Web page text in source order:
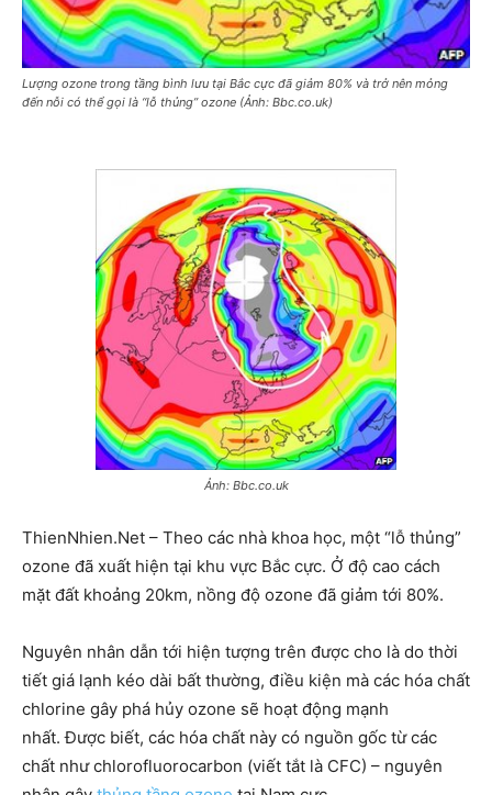
Lượng ozone trong tầng bình lưu tại Bắc cực đã giảm 80% và trở nên mỏng
đến nỗi có thể gọi là “lỗ thủng” ozone (Ảnh: Bbc.co.uk)
Ảnh: Bbc.co.uk
ThienNhien.Net – Theo các nhà khoa học, một “lỗ thủng”
ozone đã xuất hiện tại khu vực Bắc cực. Ở độ cao cách
mặt đất khoảng 20km, nồng độ ozone đã giảm tới 80%.
Nguyên nhân dẫn tới hiện tượng trên được cho là do thời
tiết giá lạnh kéo dài bất thường, điều kiện mà các hóa chất
chlorine gây phá hủy ozone sẽ hoạt động mạnh
nhất. Được biết, các hóa chất này có nguồn gốc từ các
chất như chlorofluorocarbon (viết tắt là CFC) – nguyên